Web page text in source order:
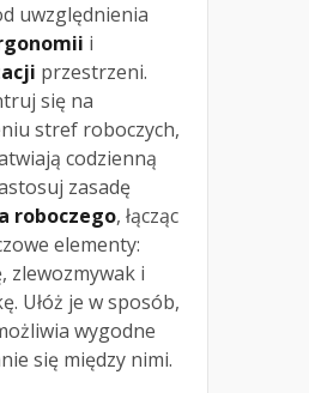
uwzględnienia
i
przestrzeni.
się na
stref roboczych,
codzienną
zasadę
roboczego, łącząc
elementy:
zlewozmywak i
Ułóż je w sposób,
wygodne
się między nimi.